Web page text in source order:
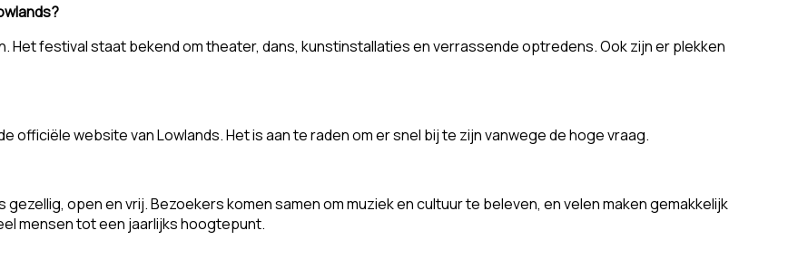
Het festival staat bekend om theater, dans, kunstinstallaties en verrassende optredens. Ook zijn er plekken
officiële website van Lowlands. Het is aan te raden om er snel bij te zijn vanwege de hoge vraag.
open en vrij. Bezoekers komen samen om muziek en cultuur te beleven, en velen maken gemakkelijk
mensen tot een jaarlijks hoogtepunt.